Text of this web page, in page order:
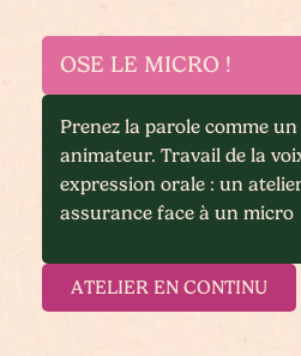
OSE LE MICRO !
Prenez la parole comme
animateur. Travail de la
expression orale : un
assurance face à un micro
ATELIER EN CONTINU